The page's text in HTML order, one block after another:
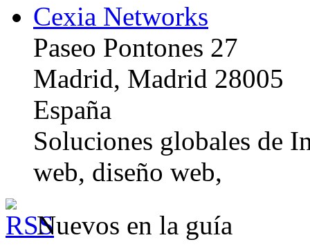
Cexia Networks
Paseo Pontones 27
Madrid, Madrid 28005
España
Soluciones globales de
web, diseño web,
Nuevos en la guía